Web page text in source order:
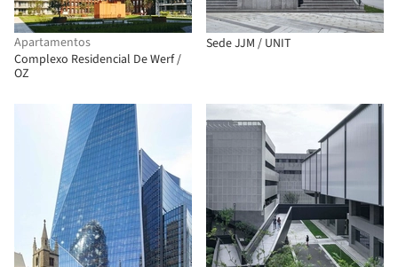
Apartamentos
Complexo Residencial De Werf /
OZ
Sede JJM / UNIT